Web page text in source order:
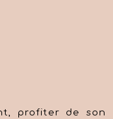
profiter de son